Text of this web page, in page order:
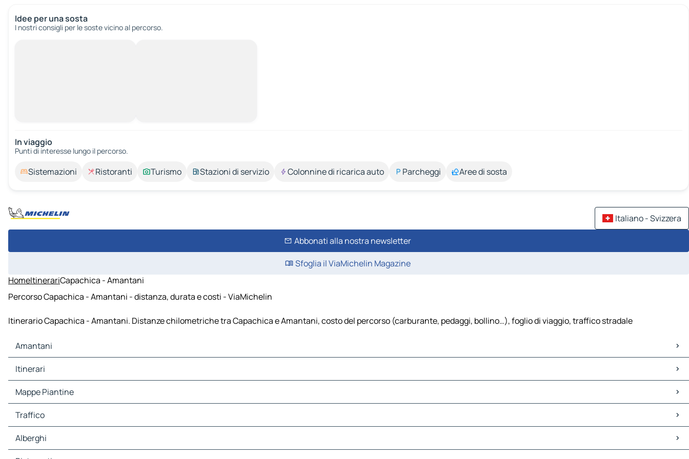
Idee per una sosta
I nostri consigli per le soste vicino al percorso.
In viaggio
Punti di interesse lungo il percorso.
Sistemazioni Ristoranti Turismo Stazioni di servizio Colonnine di ricarica auto Parcheggi Aree di sosta
Italiano - Svizzera
Abbonati alla nostra newsletter
Sfoglia il ViaMichelin Magazine
HomeItinerariCapachica - Amantani
Percorso Capachica - Amantani - distanza, durata e costi - ViaMichelin
Itinerario Capachica - Amantani. Distanze chilometriche tra Capachica e Amantani, costo del percorso (carburante, pedaggi, bollino…), foglio di viaggio, traffico stradale
Amantani
Amantani Mappe Piantine
Amantani Traffico
Amantani Alberghi
Amantani Ristoranti
Amantani Stazioni-di-servizio
Itinerari
Itinerari Amantani - Capachica
Mappe Piantine
Mappe Piantine Capachica
Traffico
Traffico Capachica
Alberghi
Alberghi Capachica